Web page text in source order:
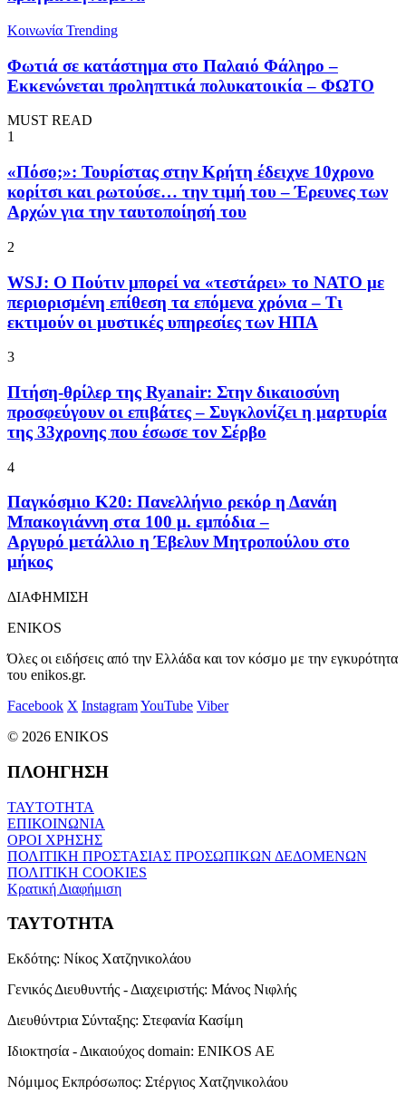
Κοινωνία Trending
Φωτιά σε κατάστημα στο Παλαιό Φάληρο –
Εκκενώνεται προληπτικά πολυκατοικία – ΦΩΤΟ
MUST READ
1
«Πόσο;»: Τουρίστας στην Κρήτη έδειχνε 10χρονο
κορίτσι και ρωτούσε… την τιμή του – Έρευνες των
Αρχών για την ταυτοποίησή του
2
WSJ: Ο Πούτιν μπορεί να «τεστάρει» το ΝΑΤΟ με
περιορισμένη επίθεση τα επόμενα χρόνια – Τι
εκτιμούν οι μυστικές υπηρεσίες των ΗΠΑ
3
Πτήση-θρίλερ της Ryanair: Στην δικαιοσύνη
προσφεύγουν οι επιβάτες – Συγκλονίζει η μαρτυρία
της 33χρονης που έσωσε τον Σέρβο
4
Παγκόσμιο Κ20: Πανελλήνιο ρεκόρ η Δανάη
Μπακογιάννη στα 100 μ. εμπόδια –
Αργυρό μετάλλιο η Έβελυν Μητροπούλου στο
μήκος
ΔΙΑΦΗΜΙΣΗ
ENIKOS
Όλες οι ειδήσεις από την Ελλάδα και τον κόσμο με την εγκυρότητα
του enikos.gr.
Facebook X InstagramYouTube Viber
© 2026 ENIKOS
ΠΛΟΗΓΗΣΗ
ΤΑΥΤΟΤΗΤΑ
ΕΠΙΚΟΙΝΩΝΙΑ
ΟΡΟΙ ΧΡΗΣΗΣ
ΠΟΛΙΤΙΚΗ ΠΡΟΣΤΑΣΙΑΣ ΠΡΟΣΩΠΙΚΩΝ ΔΕΔΟΜΕΝΩΝ
ΠΟΛΙΤΙΚΗ COOKIES
Κρατική Διαφήμιση
ΤΑΥΤΟΤΗΤΑ
Εκδότης: Νίκος Χατζηνικολάου
Γενικός Διευθυντής - Διαχειριστής: Μάνος Νιφλής
Διευθύντρια Σύνταξης: Στεφανία Κασίμη
Ιδιοκτησία - Δικαιούχος domain: ENIKOS AE
Νόμιμος Εκπρόσωπος: Στέργιος Χατζηνικολάου